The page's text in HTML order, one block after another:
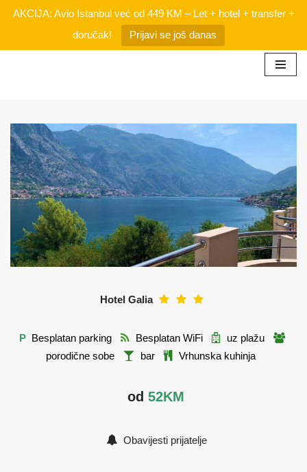
AKCIJA: Avio Istanbul već od 449 KM – Let + hotel + transfer +
doručak!
Prijavi se još danas
Hotel Galia
P Besplatan parking Besplatan WiFi
uz plažu
porodične sobe
bar Vrhunska kuhinja
od 52KM
Obavijesti prijatelje